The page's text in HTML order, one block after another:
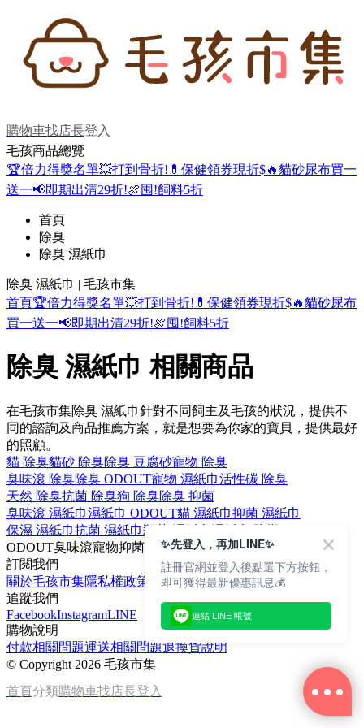
購物車找店長登入
毛孩商品總覽
🏆倍力得獎名單💥打到骨折! 💊保健領券現折$🔥貓砂尿布買一
送一📢即期出清29折!🍖囤!飼料5折
首頁
除臭
除臭 濕紙巾
除臭 濕紙巾 | 毛孩市集
首頁🏆倍力得獎名單💥打到骨折! 💊保健領券現折$🔥貓砂尿布
買一送一📢即期出清29折!🍖囤!飼料5折
除臭 濕紙巾 相關商品
在毛孩市集除臭 濕紙巾針對不同飼主及毛孩的狀況，提供不
同的諮詢及商品推薦方案，就是想要為你家的寶貝，提供最好
的照顧。
貓 除臭貓砂 除臭除臭 豆腐砂寵物 除臭
臭味滾 除臭除臭 ODOUT寵物 濕紙巾活性碳 除臭
天然 除臭抗菌 除臭狗 除臭除臭 抑菌
臭味滾 濕紙巾濕紙巾 ODOUT貓 濕紙巾抑菌 濕紙巾
保濕 濕紙巾抗菌 濕紙巾殺菌 濕紙巾
ODOUT臭味滾寵物抑菌
訂閱我們
關於毛孩市集隱私權政策
文章
追蹤我們
FacebookInstagramLINE
購物說明
付款相關問題運送相關問題退換貨說明
© Copyright 2026 毛孩市集
首頁分類購物車找店長登入
✨先登入，再加LINE✨
註冊官網並登入後點選下方按鈕，
即可獲得最新優惠訊息💰
連結 LINE 帳號